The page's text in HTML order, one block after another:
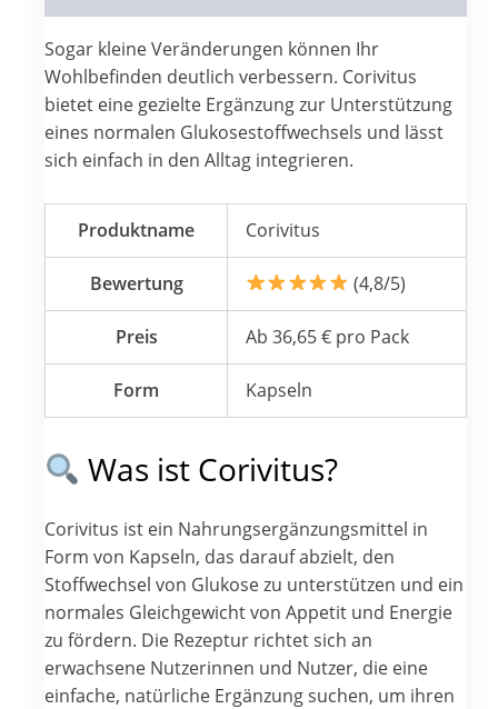
Sogar kleine Veränderungen können Ihr
Wohlbefinden deutlich verbessern. Corivitus
bietet eine gezielte Ergänzung zur Unterstützung
eines normalen Glukosestoffwechsels und lässt
sich einfach in den Alltag integrieren.
Produktname Corivitus
Bewertung (4,8/5)
Preis Ab 36,65 € pro Pack
Form Kapseln
Was ist Corivitus?
Corivitus ist ein Nahrungsergänzungsmittel in
Form von Kapseln, das darauf abzielt, den
Stoffwechsel von Glukose zu unterstützen und ein
normales Gleichgewicht von Appetit und Energie
zu fördern. Die Rezeptur richtet sich an
erwachsene Nutzerinnen und Nutzer, die eine
einfache, natürliche Ergänzung suchen, um ihren